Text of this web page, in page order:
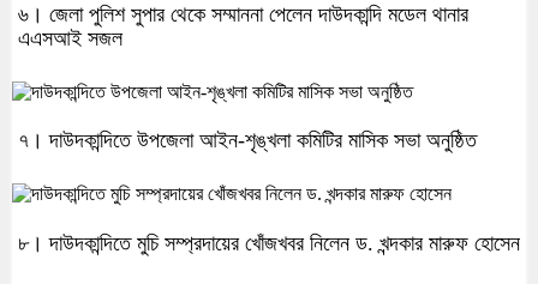
৬। জেলা পুলিশ সুপার থেকে সম্মাননা পেলেন দাউদকান্দি মডেল থানার
এএসআই সজল
৭। দাউদকান্দিতে উপজেলা আইন-শৃঙ্খলা কমিটির মাসিক সভা অনুষ্ঠিত
৮। দাউদকান্দিতে মুচি সম্প্রদায়ের খোঁজখবর নিলেন ড. খন্দকার মারুফ হোসেন